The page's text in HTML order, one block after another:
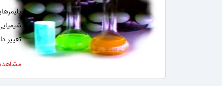
تغییر